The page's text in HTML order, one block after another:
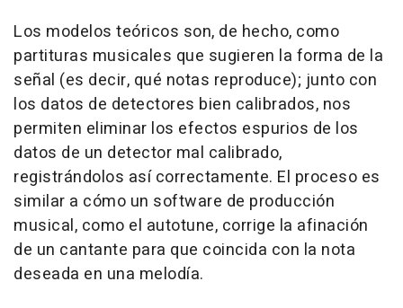
Los modelos teóricos son, de hecho, como
partituras musicales que sugieren la forma de la
señal (es decir, qué notas reproduce); junto con
los datos de detectores bien calibrados, nos
permiten eliminar los efectos espurios de los
datos de un detector mal calibrado,
registrándolos así correctamente. El proceso es
similar a cómo un software de producción
musical, como el autotune, corrige la afinación
de un cantante para que coincida con la nota
deseada en una melodía.